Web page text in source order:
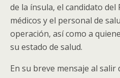
de la ínsula, el candidato del
médicos y el personal de
operación, así como a
su estado de salud.
En su breve mensaje al